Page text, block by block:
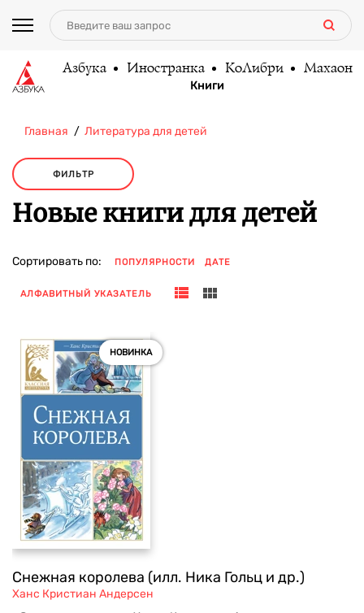
Азбука Иностранка КоЛибри Махаон
Книги
Главная Литература для детей
ФИЛЬТР
Новые книги для детей
Сортировать по: ПОПУЛЯРНОСТИ ДАТЕ
АЛФАВИТНЫЙ УКАЗАТЕЛЬ
НОВИНКА
Снежная королева (илл. Ника Гольц и др.)
Ханс Кристиан Андерсен